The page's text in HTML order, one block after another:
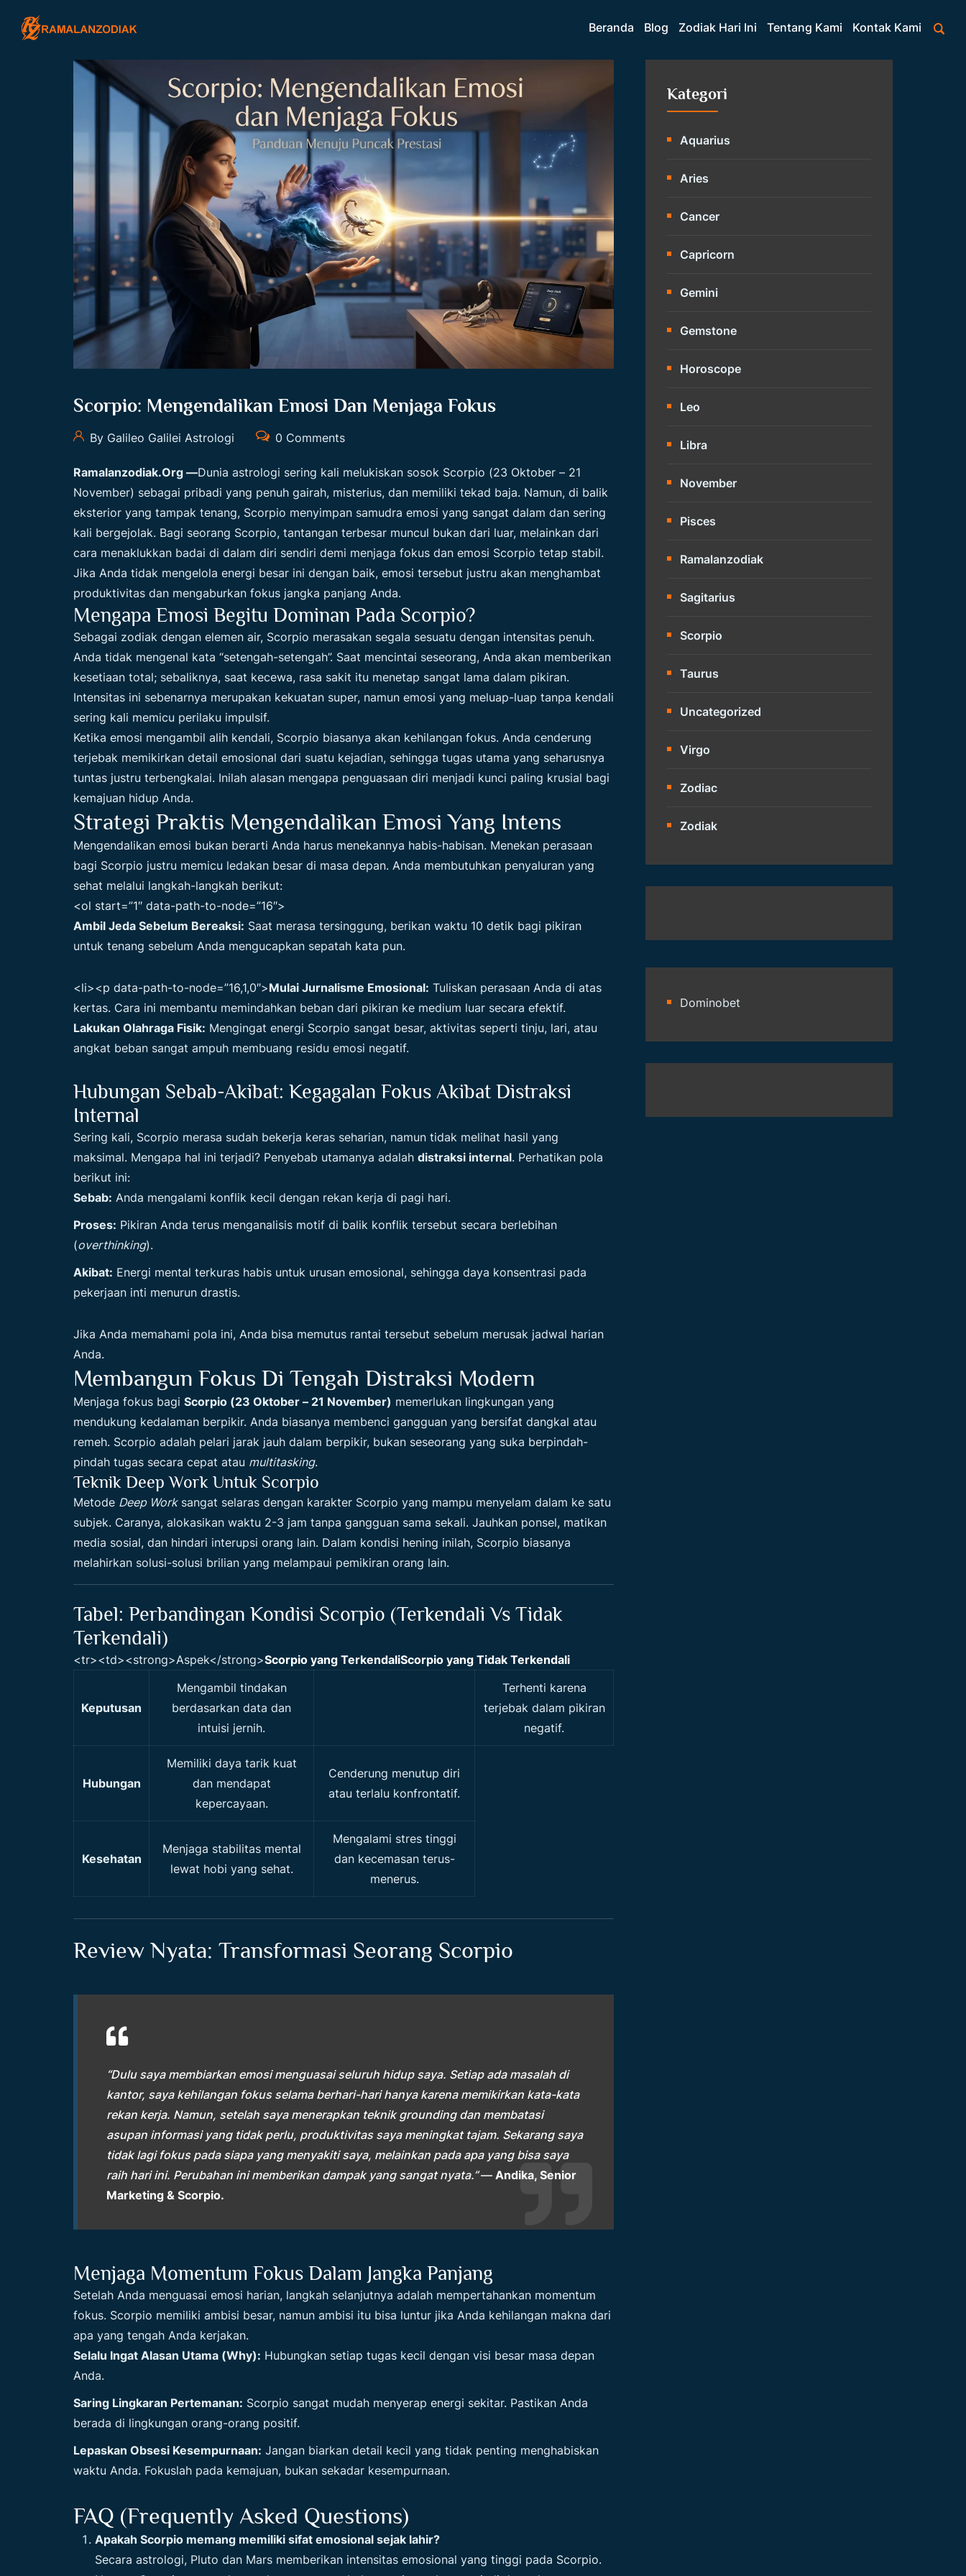
Beranda Blog Zodiak Hari Ini Tentang Kami Kontak Kami
Scorpio: Mengendalikan Emosi Dan Menjaga Fokus
By Galileo Galilei Astrologi 0 Comments
Ramalanzodiak.org —Dunia astrologi sering kali melukiskan sosok Scorpio (23 Oktober – 21
November) sebagai pribadi yang penuh gairah, misterius, dan memiliki tekad baja. Namun, di balik
eksterior yang tampak tenang, Scorpio menyimpan samudra emosi yang sangat dalam dan sering
kali bergejolak. Bagi seorang Scorpio, tantangan terbesar muncul bukan dari luar, melainkan dari
cara menaklukkan badai di dalam diri sendiri demi menjaga fokus dan emosi Scorpio tetap stabil.
Jika Anda tidak mengelola energi besar ini dengan baik, emosi tersebut justru akan menghambat
produktivitas dan mengaburkan fokus jangka panjang Anda.
Mengapa Emosi Begitu Dominan Pada Scorpio?
Sebagai zodiak dengan elemen air, Scorpio merasakan segala sesuatu dengan intensitas penuh.
Anda tidak mengenal kata “setengah-setengah”. Saat mencintai seseorang, Anda akan memberikan
kesetiaan total; sebaliknya, saat kecewa, rasa sakit itu menetap sangat lama dalam pikiran.
Intensitas ini sebenarnya merupakan kekuatan super, namun emosi yang meluap-luap tanpa kendali
sering kali memicu perilaku impulsif.
Ketika emosi mengambil alih kendali, Scorpio biasanya akan kehilangan fokus. Anda cenderung
terjebak memikirkan detail emosional dari suatu kejadian, sehingga tugas utama yang seharusnya
tuntas justru terbengkalai. Inilah alasan mengapa penguasaan diri menjadi kunci paling krusial bagi
kemajuan hidup Anda.
Strategi Praktis Mengendalikan Emosi Yang Intens
Mengendalikan emosi bukan berarti Anda harus menekannya habis-habisan. Menekan perasaan
bagi Scorpio justru memicu ledakan besar di masa depan. Anda membutuhkan penyaluran yang
sehat melalui langkah-langkah berikut:
<ol start=”1″ data-path-to-node=”16″>
Ambil Jeda Sebelum Bereaksi: Saat merasa tersinggung, berikan waktu 10 detik bagi pikiran
untuk tenang sebelum Anda mengucapkan sepatah kata pun.
<li><p data-path-to-node=”16,1,0″>Mulai Jurnalisme Emosional: Tuliskan perasaan Anda di atas
kertas. Cara ini membantu memindahkan beban dari pikiran ke medium luar secara efektif.
Lakukan Olahraga Fisik: Mengingat energi Scorpio sangat besar, aktivitas seperti tinju, lari, atau
angkat beban sangat ampuh membuang residu emosi negatif.
Hubungan Sebab-Akibat: Kegagalan Fokus Akibat Distraksi
Internal
Sering kali, Scorpio merasa sudah bekerja keras seharian, namun tidak melihat hasil yang
maksimal. Mengapa hal ini terjadi? Penyebab utamanya adalah distraksi internal. Perhatikan pola
berikut ini:
Sebab: Anda mengalami konflik kecil dengan rekan kerja di pagi hari.
Proses: Pikiran Anda terus menganalisis motif di balik konflik tersebut secara berlebihan
(overthinking).
Akibat: Energi mental terkuras habis untuk urusan emosional, sehingga daya konsentrasi pada
pekerjaan inti menurun drastis.
Jika Anda memahami pola ini, Anda bisa memutus rantai tersebut sebelum merusak jadwal harian
Anda.
Membangun Fokus Di Tengah Distraksi Modern
Menjaga fokus bagi Scorpio (23 Oktober – 21 November) memerlukan lingkungan yang
mendukung kedalaman berpikir. Anda biasanya membenci gangguan yang bersifat dangkal atau
remeh. Scorpio adalah pelari jarak jauh dalam berpikir, bukan seseorang yang suka berpindah-
pindah tugas secara cepat atau multitasking.
Teknik Deep Work Untuk Scorpio
Metode Deep Worksangat selaras dengan karakter Scorpio yang mampu menyelam dalam ke satu
subjek. Caranya, alokasikan waktu 2-3 jam tanpa gangguan sama sekali. Jauhkan ponsel, matikan
media sosial, dan hindari interupsi orang lain. Dalam kondisi hening inilah, Scorpio biasanya
melahirkan solusi-solusi brilian yang melampaui pemikiran orang lain.
Tabel: Perbandingan Kondisi Scorpio (Terkendali Vs Tidak
Terkendali)
<tr><td><strong>Aspek</strong>Scorpio yang TerkendaliScorpio yang Tidak Terkendali
Keputusan
Mengambil tindakan
berdasarkan data dan
intuisi jernih.
Terhenti karena
terjebak dalam pikiran
negatif.
Hubungan
Memiliki daya tarik kuat
dan mendapat
kepercayaan.
Cenderung menutup diri
atau terlalu konfrontatif.
Kesehatan
Menjaga stabilitas mental
lewat hobi yang sehat.
Mengalami stres tinggi
dan kecemasan terus-
menerus.
Review Nyata: Transformasi Seorang Scorpio
“Dulu saya membiarkan emosi menguasai seluruh hidup saya. Setiap ada masalah di
kantor, saya kehilangan fokus selama berhari-hari hanya karena memikirkan kata-kata
rekan kerja. Namun, setelah saya menerapkan teknik grounding dan membatasi
asupan informasi yang tidak perlu, produktivitas saya meningkat tajam. Sekarang saya
tidak lagi fokus pada siapa yang menyakiti saya, melainkan pada apa yang bisa saya
raih hari ini. Perubahan ini memberikan dampak yang sangat nyata.”— Andika, Senior
Marketing & Scorpio.
Menjaga Momentum Fokus Dalam Jangka Panjang
Setelah Anda menguasai emosi harian, langkah selanjutnya adalah mempertahankan momentum
fokus. Scorpio memiliki ambisi besar, namun ambisi itu bisa luntur jika Anda kehilangan makna dari
apa yang tengah Anda kerjakan.
Selalu Ingat Alasan Utama (Why): Hubungkan setiap tugas kecil dengan visi besar masa depan
Anda.
Saring Lingkaran Pertemanan: Scorpio sangat mudah menyerap energi sekitar. Pastikan Anda
berada di lingkungan orang-orang positif.
Lepaskan Obsesi Kesempurnaan: Jangan biarkan detail kecil yang tidak penting menghabiskan
waktu Anda. Fokuslah pada kemajuan, bukan sekadar kesempurnaan.
FAQ (Frequently Asked Questions)
Apakah Scorpio memang memiliki sifat emosional sejak lahir?
Secara astrologi, Pluto dan Mars memberikan intensitas emosional yang tinggi pada Scorpio.
Kategori
Aquarius
Aries
Cancer
Capricorn
Gemini
Gemstone
Horoscope
Leo
Libra
November
Pisces
Ramalanzodiak
Sagitarius
Scorpio
Taurus
Uncategorized
Virgo
Zodiac
Zodiak
Dominobet